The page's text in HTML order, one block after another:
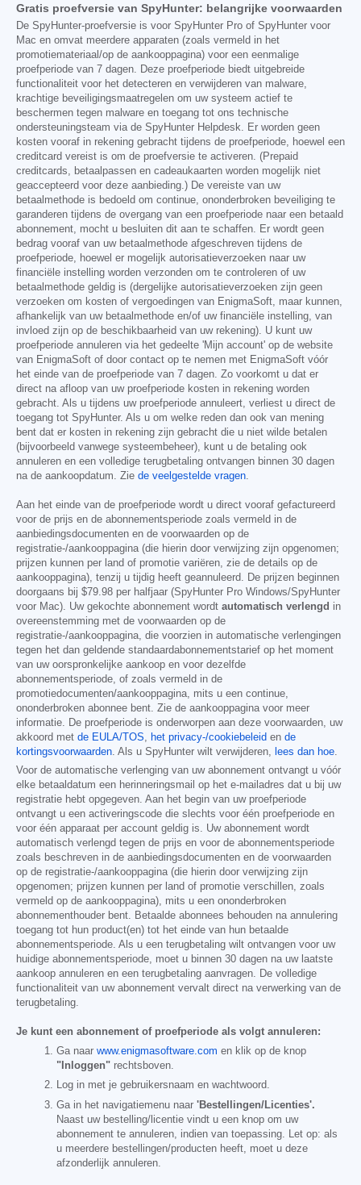
Gratis proefversie van SpyHunter: belangrijke voorwaarden
De SpyHunter-proefversie is voor SpyHunter Pro of SpyHunter voor
Mac en omvat meerdere apparaten (zoals vermeld in het
promotiemateriaal/op de aankooppagina) voor een eenmalige
proefperiode van 7 dagen. Deze proefperiode biedt uitgebreide
functionaliteit voor het detecteren en verwijderen van malware,
krachtige beveiligingsmaatregelen om uw systeem actief te
beschermen tegen malware en toegang tot ons technische
ondersteuningsteam via de SpyHunter Helpdesk. Er worden geen
kosten vooraf in rekening gebracht tijdens de proefperiode, hoewel een
creditcard vereist is om de proefversie te activeren. (Prepaid
creditcards, betaalpassen en cadeaukaarten worden mogelijk niet
geaccepteerd voor deze aanbieding.) De vereiste van uw
betaalmethode is bedoeld om continue, ononderbroken beveiliging te
garanderen tijdens de overgang van een proefperiode naar een betaald
abonnement, mocht u besluiten dit aan te schaffen. Er wordt geen
bedrag vooraf van uw betaalmethode afgeschreven tijdens de
proefperiode, hoewel er mogelijk autorisatieverzoeken naar uw
financiële instelling worden verzonden om te controleren of uw
betaalmethode geldig is (dergelijke autorisatieverzoeken zijn geen
verzoeken om kosten of vergoedingen van EnigmaSoft, maar kunnen,
afhankelijk van uw betaalmethode en/of uw financiële instelling, van
invloed zijn op de beschikbaarheid van uw rekening). U kunt uw
proefperiode annuleren via het gedeelte 'Mijn account' op de website
van EnigmaSoft of door contact op te nemen met EnigmaSoft vóór
het einde van de proefperiode van 7 dagen. Zo voorkomt u dat er
direct na afloop van uw proefperiode kosten in rekening worden
gebracht. Als u tijdens uw proefperiode annuleert, verliest u direct de
toegang tot SpyHunter. Als u om welke reden dan ook van mening
bent dat er kosten in rekening zijn gebracht die u niet wilde betalen
(bijvoorbeeld vanwege systeembeheer), kunt u de betaling ook
annuleren en een volledige terugbetaling ontvangen binnen 30 dagen
na de aankoopdatum. Zie de veelgestelde vragen.
Aan het einde van de proefperiode wordt u direct vooraf gefactureerd
voor de prijs en de abonnementsperiode zoals vermeld in de
aanbiedingsdocumenten en de voorwaarden op de
registratie-/aankooppagina (die hierin door verwijzing zijn opgenomen;
prijzen kunnen per land of promotie variëren, zie de details op de
aankooppagina), tenzij u tijdig heeft geannuleerd. De prijzen beginnen
doorgaans bij $79.98 per halfjaar (SpyHunter Pro Windows/SpyHunter
voor Mac). Uw gekochte abonnement wordt automatisch verlengd in
overeenstemming met de voorwaarden op de
registratie-/aankooppagina, die voorzien in automatische verlengingen
tegen het dan geldende standaardabonnementstarief op het moment
van uw oorspronkelijke aankoop en voor dezelfde
abonnementsperiode, of zoals vermeld in de
promotiedocumenten/aankooppagina, mits u een continue,
ononderbroken abonnee bent. Zie de aankooppagina voor meer
informatie. De proefperiode is onderworpen aan deze voorwaarden, uw
akkoord met de EULA/TOS, het privacy-/cookiebeleid en de
kortingsvoorwaarden. Als u SpyHunter wilt verwijderen, lees dan hoe.
Voor de automatische verlenging van uw abonnement ontvangt u vóór
elke betaaldatum een herinneringsmail op het e-mailadres dat u bij uw
registratie hebt opgegeven. Aan het begin van uw proefperiode
ontvangt u een activeringscode die slechts voor één proefperiode en
voor één apparaat per account geldig is. Uw abonnement wordt
automatisch verlengd tegen de prijs en voor de abonnementsperiode
zoals beschreven in de aanbiedingsdocumenten en de voorwaarden
op de registratie-/aankooppagina (die hierin door verwijzing zijn
opgenomen; prijzen kunnen per land of promotie verschillen, zoals
vermeld op de aankooppagina), mits u een ononderbroken
abonnementhouder bent. Betaalde abonnees behouden na annulering
toegang tot hun product(en) tot het einde van hun betaalde
abonnementsperiode. Als u een terugbetaling wilt ontvangen voor uw
huidige abonnementsperiode, moet u binnen 30 dagen na uw laatste
aankoop annuleren en een terugbetaling aanvragen. De volledige
functionaliteit van uw abonnement vervalt direct na verwerking van de
terugbetaling.
Je kunt een abonnement of proefperiode als volgt annuleren:
Ga naar www.enigmasoftware.com en klik op de knop
"Inloggen" rechtsboven.
Log in met je gebruikersnaam en wachtwoord.
Ga in het navigatiemenu naar 'Bestellingen/Licenties'.
Naast uw bestelling/licentie vindt u een knop om uw
abonnement te annuleren, indien van toepassing. Let op: als
u meerdere bestellingen/producten heeft, moet u deze
afzonderlijk annuleren.